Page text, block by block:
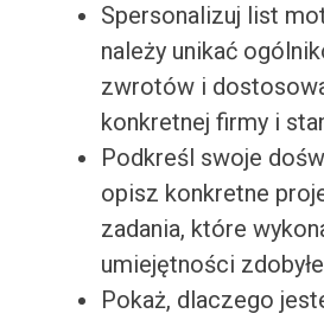
Spersonalizuj list
należy unikać
zwrotów i
konkretnej firmy i
Podkreśl swoje
opisz konkretne
zadania, które
umiejętności
Pokaż, dlaczego